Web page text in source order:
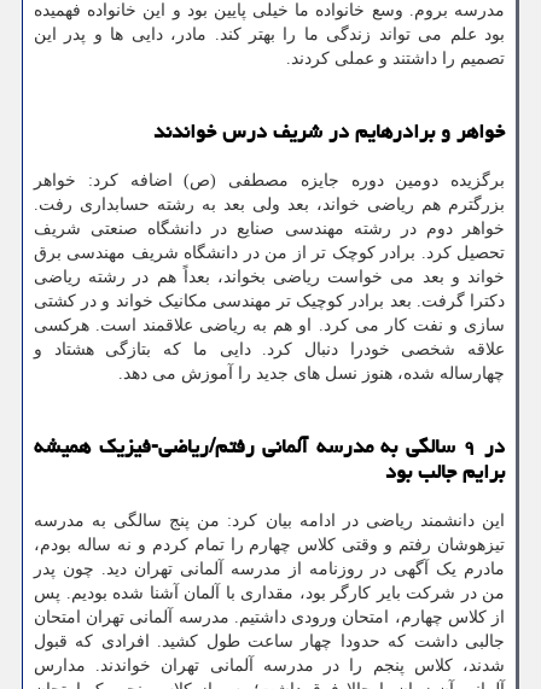
مدرسه بروم. وسع خانواده ما خیلی پایین بود و این خانواده فهمیده
بود علم می تواند زندگی ما را بهتر کند. مادر، دایی ها و پدر این
تصمیم را داشتند و عملی کردند.
خواهر و برادرهایم در شریف درس خواندند
برگزیده دومین دوره جایزه مصطفی (ص) اضافه کرد: خواهر
بزرگترم هم ریاضی خواند، بعد ولی بعد به رشته حسابداری رفت.
خواهر دوم در رشته مهندسی صنایع در دانشگاه صنعتی شریف
تحصیل کرد. برادر کوچک تر از من در دانشگاه شریف مهندسی برق
خواند و بعد می خواست ریاضی بخواند، بعداً هم در رشته ریاضی
دکترا گرفت. بعد برادر کوچیک تر مهندسی مکانیک خواند و در کشتی
سازی و نفت کار می کرد. او هم به ریاضی علاقمند است. هرکسی
علاقه شخصی خودرا دنبال کرد. دایی ما که بتازگی هشتاد و
چهارساله شده، هنوز نسل های جدید را آموزش می دهد.
در ۹ سالگی به مدرسه آلمانی رفتم/ریاضی-فیزیک همیشه
برایم جالب بود
این دانشمند ریاضی در ادامه بیان کرد: من پنج سالگی به مدرسه
تیزهوشان رفتم و وقتی کلاس چهارم را تمام کردم و نه ساله بودم،
مادرم یک آگهی در روزنامه از مدرسه آلمانی تهران دید. چون پدر
من در شرکت بایر کارگر بود، مقداری با آلمان آشنا شده بودیم. پس
از کلاس چهارم، امتحان ورودی داشتیم. مدرسه آلمانی تهران امتحان
جالبی داشت که حدودا چهار ساعت طول کشید. افرادی که قبول
شدند، کلاس پنجم را در مدرسه آلمانی تهران خواندند. مدارس